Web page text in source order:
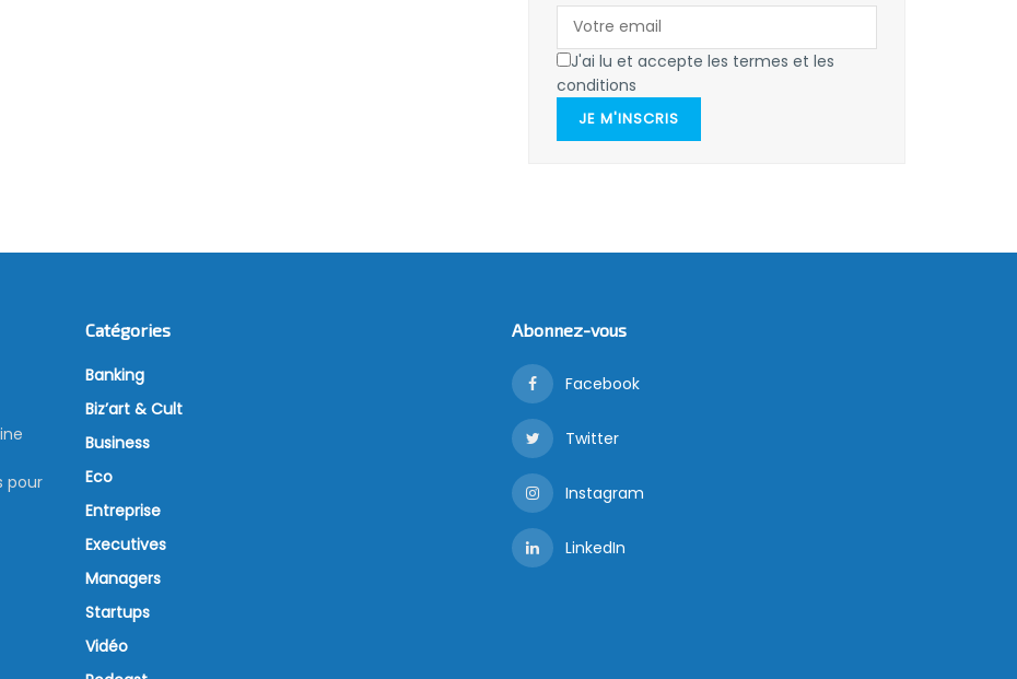
J'ai lu et accepte les termes et les
conditions
JE M'INSCRIS
pour
Catégories
Banking
Biz’art & Cult
Business
Eco
Entreprise
Executives
Managers
Startups
Vidéo
Abonnez-vous
Facebook
Twitter
Instagram
LinkedIn